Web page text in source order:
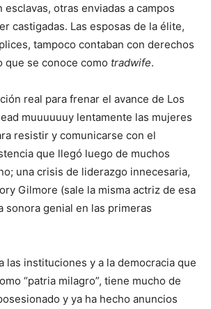
esclavas, otras enviadas a campos
castigadas. Las esposas de la élite,
tampoco contaban con derechos
que se conoce como tradwife.
real para frenar el avance de Los
muuuuuuy lentamente las mujeres
resistir y comunicarse con el
que llegó luego de muchos
una crisis de liderazgo innecesaria,
Gilmore (sale la misma actriz de esa
sonora genial en las primeras
las instituciones y a la democracia que
“patria milagro”, tiene mucho de
y ya ha hecho anuncios